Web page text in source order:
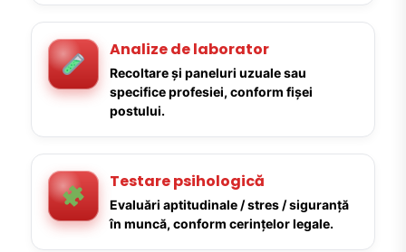
Analize de laborator
Recoltare și paneluri uzuale sau
specifice profesiei, conform fișei
postului.
Testare psihologică
Evaluări aptitudinale / stres / siguranță
în muncă, conform cerințelor legale.